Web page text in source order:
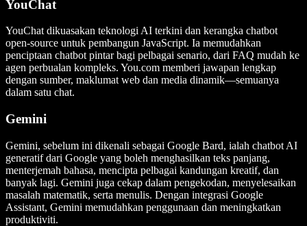
YouChat
YouChat dikuasakan teknologi AI terkini dan kerangka chatbot
open-source untuk pembangun JavaScript. Ia memudahkan
penciptaan chatbot pintar bagi pelbagai senario, dari FAQ mudah ke
agen perbualan kompleks. You.com memberi jawapan lengkap
dengan sumber, maklumat web dan media dinamik—semuanya
dalam satu chat.
Gemini
Gemini, sebelum ini dikenali sebagai Google Bard, ialah chatbot AI
generatif dari Google yang boleh menghasilkan teks panjang,
menterjemah bahasa, mencipta pelbagai kandungan kreatif, dan
banyak lagi. Gemini juga cekap dalam pengekodan, menyelesaikan
masalah matematik, serta menulis. Dengan integrasi Google
Assistant, Gemini memudahkan penggunaan dan meningkatkan
produktiviti.